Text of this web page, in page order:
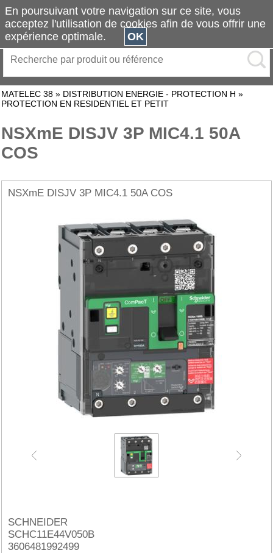
MATELEC 38 » DISTRIBUTION ENERGIE - PROTECTION H »
PROTECTION EN RESIDENTIEL ET PETIT
NSXmE DISJV 3P MIC4.1 50A
COS
NSXmE DISJV 3P MIC4.1 50A COS
SCHNEIDER
SCHC11E44V050B
3606481992499
En poursuivant votre navigation sur ce site, vous
acceptez l'utilisation de cookies afin de vous offrir une
expérience optimale.
OK